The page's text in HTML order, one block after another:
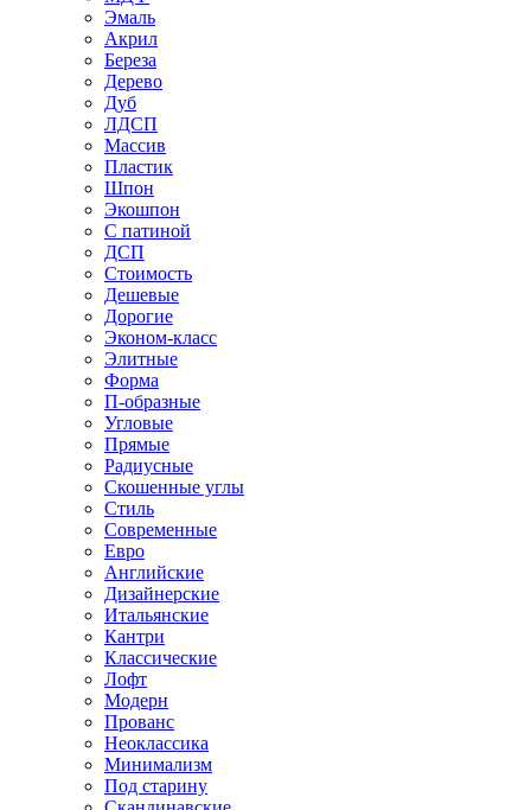
Эмаль
Акрил
Береза
Дерево
Дуб
ЛДСП
Массив
Пластик
Шпон
Экошпон
С патиной
ДСП
Стоимость
Дешевые
Дорогие
Эконом-класс
Элитные
Форма
П-образные
Угловые
Прямые
Радиусные
Скошенные углы
Стиль
Современные
Евро
Английские
Дизайнерские
Итальянские
Кантри
Классические
Лофт
Модерн
Прованс
Неоклассика
Минимализм
Под старину